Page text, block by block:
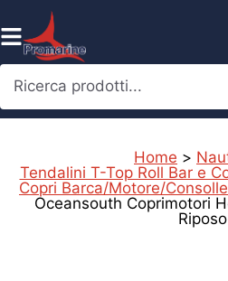
al
contenuto
Ricerca prodotti...
Home >
Tendalini T-Top Roll Bar e
Copri Barca/Motore/
Oceansouth Coprimotori
Riposo